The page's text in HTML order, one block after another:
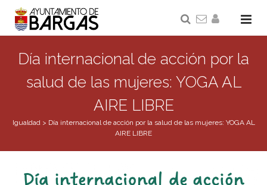
Día internacional de acción por la
salud de las mujeres: YOGA AL
AIRE LIBRE
Igualdad> Día internacional de acción por la salud de las mujeres: YOGA AL
AIRE LIBRE